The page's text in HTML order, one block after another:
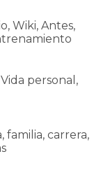
Wiki, Antes,
personal,
familia, carrera,